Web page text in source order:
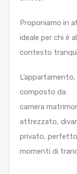
Proponiamo in
ideale per chi è
contesto
composto da:
camera
attrezzato,
privato, perfetto
momenti di